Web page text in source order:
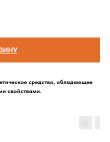
средство, обладающее
свойствами.